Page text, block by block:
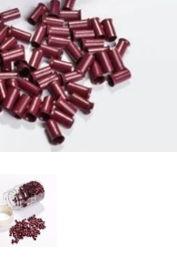
image
View larger image